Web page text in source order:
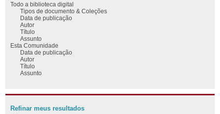
Todo a biblioteca digital
Tipos de documento & Coleções
Data de publicação
Autor
Título
Assunto
Esta Comunidade
Data de publicação
Autor
Título
Assunto
Refinar meus resultados